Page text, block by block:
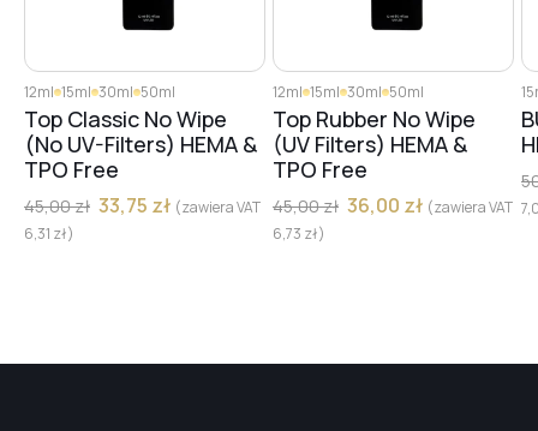
#13
#8
12ml 15ml 30ml 50ml
Top Classic No Wipe
(No UV-Filters) HEMA &
TPO Free
45,00zł 33,75 zł (zawiera VAT
6,31 zł)
12ml 15ml 30ml 50ml
Top Rubber No Wipe
(UV Filters) HEMA &
TPO Free
45,00zł 36,00 zł (zawiera VAT
6,73 zł)